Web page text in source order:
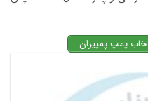
پمپ پمپیران